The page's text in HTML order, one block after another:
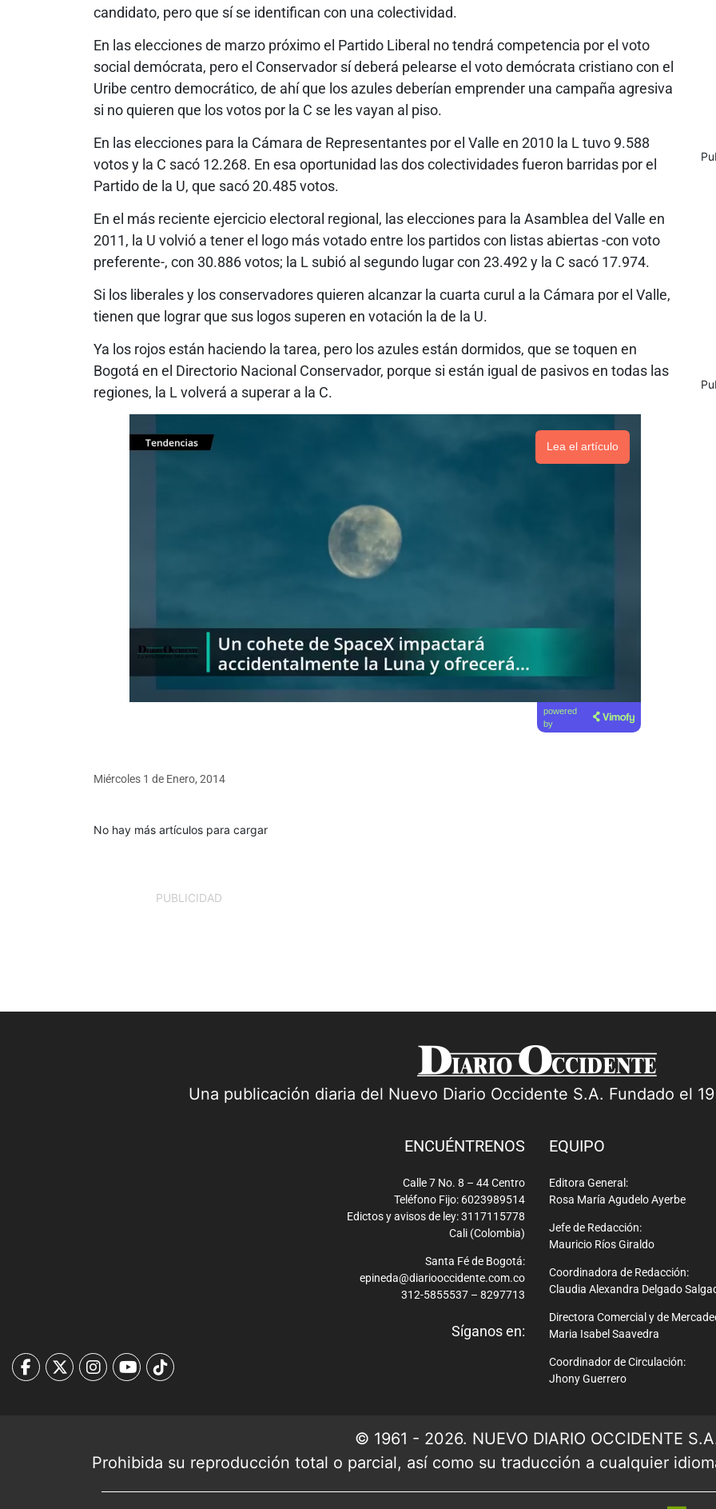
candidato, pero que sí se identifican con una colectividad.
En las elecciones de marzo próximo el Partido Liberal no tendrá competencia por el voto
social demócrata, pero el Conservador sí deberá pelearse el voto demócrata cristiano con el
Uribe centro democrático, de ahí que los azules deberían emprender una campaña agresiva
si no quieren que los votos por la C se les vayan al piso.
En las elecciones para la Cámara de Representantes por el Valle en 2010 la L tuvo 9.588
votos y la C sacó 12.268. En esa oportunidad las dos colectividades fueron barridas por el
Partido de la U, que sacó 20.485 votos.
En el más reciente ejercicio electoral regional, las elecciones para la Asamblea del Valle en
2011, la U volvió a tener el logo más votado entre los partidos con listas abiertas -con voto
preferente-, con 30.886 votos; la L subió al segundo lugar con 23.492 y la C sacó 17.974.
Si los liberales y los conservadores quieren alcanzar la cuarta curul a la Cámara por el Valle,
tienen que lograr que sus logos superen en votación la de la U.
Ya los rojos están haciendo la tarea, pero los azules están dormidos, que se toquen en
Bogotá en el Directorio Nacional Conservador, porque si están igual de pasivos en todas las
regiones, la L volverá a superar a la C.
Lea el artículo
powered
by
Miércoles 1 de Enero, 2014
No hay más artículos para cargar
PUBLICIDAD
Una publicación diaria del Nuevo Diario Occidente S.A. Fundado el
ENCUÉNTRENOS
Calle 7 No. 8 – 44 Centro
Teléfono Fijo: 6023989514
Edictos y avisos de ley: 3117115778
Cali (Colombia)
Santa Fé de Bogotá:
epineda@diariooccidente.com.co
312-5855537 – 8297713
Síganos en:
EQUIPO
Editora General:
Rosa María Agudelo Ayerbe
Jefe de Redacción:
Mauricio Ríos Giraldo
Coordinadora de Redacción:
Claudia Alexandra Delgado
Directora Comercial y de
Maria Isabel Saavedra
Coordinador de Circulación:
Jhony Guerrero
© 1961 - 2026. NUEVO DIARIO OCCIDENTE
Prohibida su reproducción total o parcial, así como su traducción a cualquier